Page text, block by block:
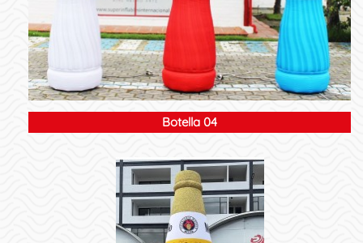
Botella 04